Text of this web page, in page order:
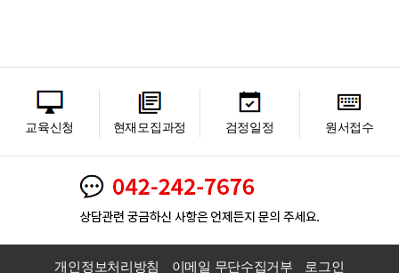
교육신청 현재모집과정 검정일정 원서접수
개인정보처리방침 이메일 무단수집거부 로그인